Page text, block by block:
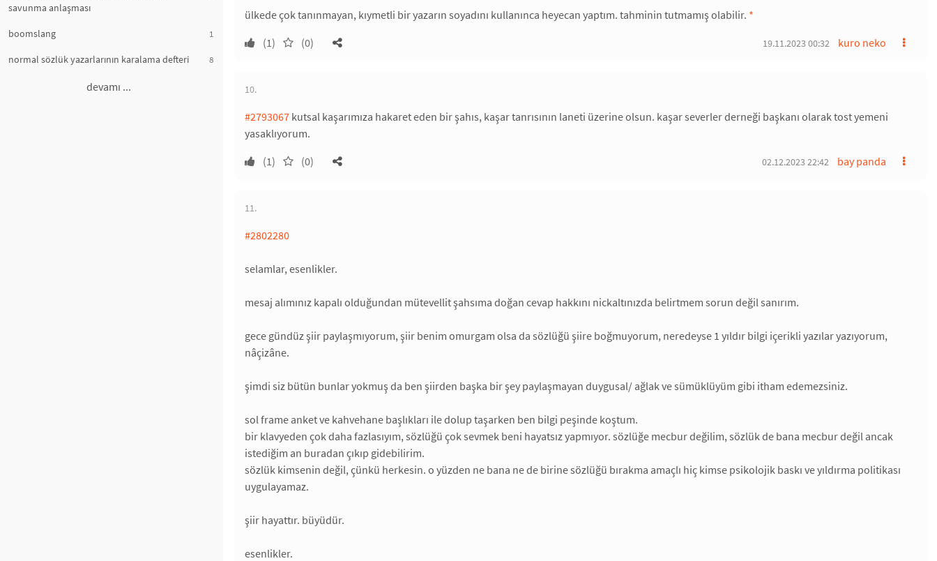
savunma anlaşması
boomslang 1
normal sözlük yazarlarının karalama defteri 8
devamı ...
ülkede çok tanınmayan, kıymetli bir yazarın soyadını kullanınca heyecan yaptım. tahminin tutmamış olabilir. *
(1)
(0) kuro neko
19.11.2023 00:32
10.
#2793067 kutsal kaşarımıza hakaret eden bir şahıs, kaşar tanrısının laneti üzerine olsun. kaşar severler derneği başkanı olarak tost yemeni
yasaklıyorum.
(1)
(0) bay panda
02.12.2023 22:42
11.
#2802280
selamlar, esenlikler.
mesaj alımınız kapalı olduğundan mütevellit şahsıma doğan cevap hakkını nickaltınızda belirtmem sorun değil sanırım.
gece gündüz şiir paylaşmıyorum, şiir benim omurgam olsa da sözlüğü şiire boğmuyorum, neredeyse 1 yıldır bilgi içerikli yazılar yazıyorum,
nâçizâne.
şimdi siz bütün bunlar yokmuş da ben şiirden başka bir şey paylaşmayan duygusal/ ağlak ve sümüklüyüm gibi itham edemezsiniz.
sol frame anket ve kahvehane başlıkları ile dolup taşarken ben bilgi peşinde koştum.
bir klavyeden çok daha fazlasıyım, sözlüğü çok sevmek beni hayatsız yapmıyor. sözlüğe mecbur değilim, sözlük de bana mecbur değil ancak
istediğim an buradan çıkıp gidebilirim.
sözlük kimsenin değil, çünkü herkesin. o yüzden ne bana ne de birine sözlüğü bırakma amaçlı hiç kimse psikolojik baskı ve yıldırma politikası
uygulayamaz.
şiir hayattır. büyüdür.
esenlikler.